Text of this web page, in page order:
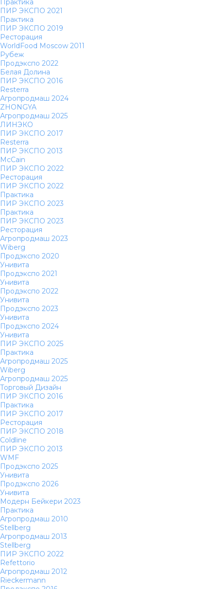
Практика
ПИР ЭКСПО 2021
Практика
ПИР ЭКСПО 2019
Ресторация
WorldFood Moscow 2011
Рубеж
Продэкспо 2022
Белая Долина
ПИР ЭКСПО 2016
Resterra
Агропродмаш 2024
ZHONGYA
Агропродмаш 2025
ЛИНЭКО
ПИР ЭКСПО 2017
Resterra
ПИР ЭКСПО 2013
McCain
ПИР ЭКСПО 2022
Ресторация
ПИР ЭКСПО 2022
Практика
ПИР ЭКСПО 2023
Практика
ПИР ЭКСПО 2023
Ресторация
Агропродмаш 2023
Wiberg
Продэкспо 2020
Унивита
Продэкспо 2021
Унивита
Продэкспо 2022
Унивита
Продэкспо 2023
Унивита
Продэкспо 2024
Унивита
ПИР ЭКСПО 2025
Практика
Агропродмаш 2025
Wiberg
Агропродмаш 2025
Торговый Дизайн
ПИР ЭКСПО 2016
Практика
ПИР ЭКСПО 2017
Ресторация
ПИР ЭКСПО 2018
Coldline
ПИР ЭКСПО 2013
WMF
Продэкспо 2025
Унивита
Продэкспо 2026
Унивита
Модерн Бейкери 2023
Практика
Агропродмаш 2010
Stellberg
Агропродмаш 2013
Stellberg
ПИР ЭКСПО 2022
Refettorio
Агропродмаш 2012
Rieckermann